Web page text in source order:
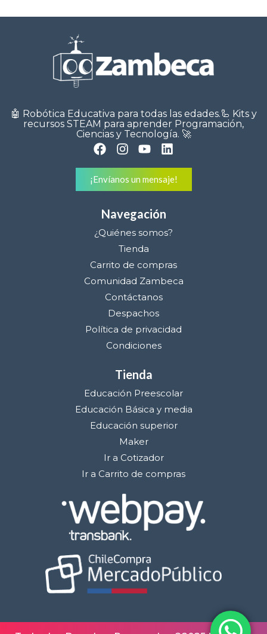
🤖 Robótica Educativa para todas las edades.🦾 Kits y
recursos STEAM para aprender Programación,
Ciencias y Tecnología. 🚀
¡Envíanos un mensaje!
Navegación
¿Quiénes somos?
Tienda
Carrito de compras
Comunidad Zambeca
Contáctanos
Despachos
Política de privacidad
Condiciones
Tienda
Educación Preescolar
Educación Básica y media
Educación superior
Maker
Ir a Cotizador
Ir a Carrito de compras